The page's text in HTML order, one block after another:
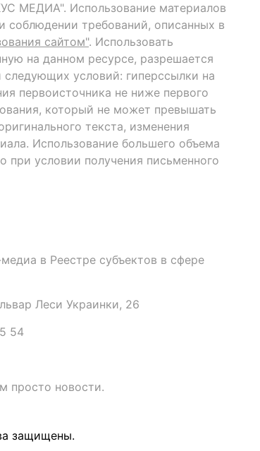
МЕДИА". Использование материалов
соблюдении требований, описанных в
сайтом". Использовать
на данном ресурсе, разрешается
условий: гиперссылки на
первоисточника не ниже первого
который не может превышать
текста, изменения
Использование большего объема
при условии получения письменного
в Реестре субъектов в сфере
Леси Украинки, 26
54
просто новости.
защищены.